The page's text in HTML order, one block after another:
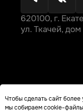
Чтобы сделать сайт
мы собираем cookie-